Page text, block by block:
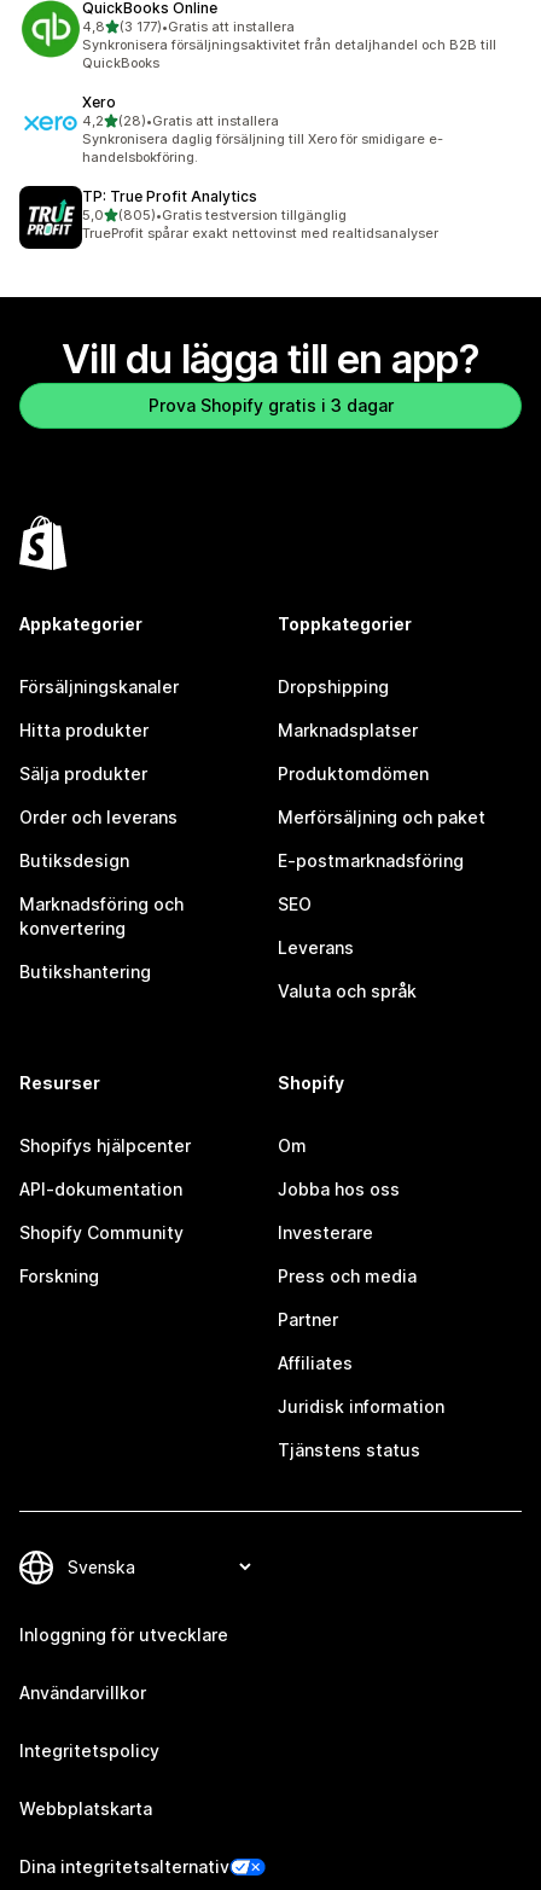
QuickBooks Online
4,8av 5 stjärnor
(3 177)
3177 recensioner totalt
•Gratis att installera
Synkronisera försäljningsaktivitet från detaljhandel och B2B till
QuickBooks
Xero
4,2av 5 stjärnor
(28)
28 recensioner totalt
•Gratis att installera
Synkronisera daglig försäljning till Xero för smidigare e-
handelsbokföring.
TP: True Profit Analytics
5,0av 5 stjärnor
(805)
805 recensioner totalt
•Gratis testversion tillgänglig
TrueProfit spårar exakt nettovinst med realtidsanalyser
Vill du lägga till en app?
Prova Shopify gratis i 3 dagar
Appkategorier
Försäljningskanaler
Hitta produkter
Sälja produkter
Order och leverans
Butiksdesign
Marknadsföring och
konvertering
Butikshantering
Toppkategorier
Dropshipping
Marknadsplatser
Produktomdömen
Merförsäljning och paket
E-postmarknadsföring
SEO
Leverans
Valuta och språk
Resurser
Shopifys hjälpcenter
API-dokumentation
Shopify Community
Forskning
Shopify
Om
Jobba hos oss
Investerare
Press och media
Partner
Affiliates
Juridisk information
Tjänstens status
Inloggning för utvecklare
Användarvillkor
Integritetspolicy
Webbplatskarta
Dina integritetsalternativ